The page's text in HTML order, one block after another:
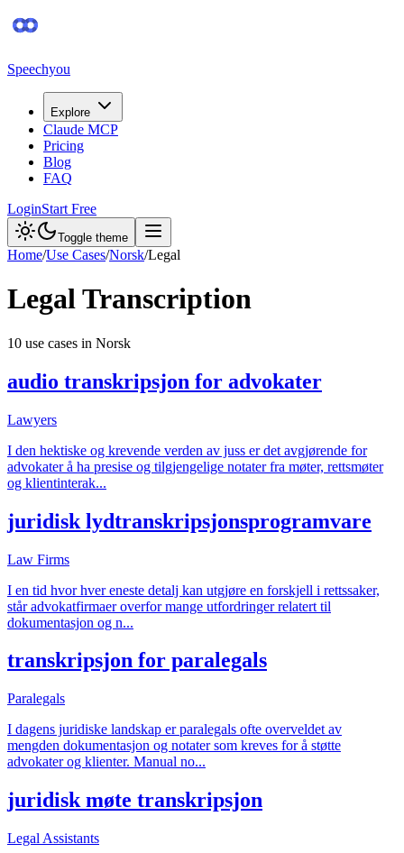
Speechyou
Explore
Claude MCP
Pricing
Blog
FAQ
LoginStart Free
Toggle theme
Home/Use Cases/Norsk/Legal
LegalTranscription
10 use cases in Norsk
audio transkripsjon for advokater
Lawyers
I den hektiske og krevende verden av juss er det avgjørende for
advokater å ha presise og tilgjengelige notater fra møter, rettsmøter
og klientinterak...
juridisk lydtranskripsjonsprogramvare
Law Firms
I en tid hvor hver eneste detalj kan utgjøre en forskjell i rettssaker,
står advokatfirmaer overfor mange utfordringer relatert til
dokumentasjon og n...
transkripsjon for paralegals
Paralegals
I dagens juridiske landskap er paralegals ofte overveldet av
mengden dokumentasjon og notater som kreves for å støtte
advokater og klienter. Manual no...
juridisk møte transkripsjon
Legal Assistants